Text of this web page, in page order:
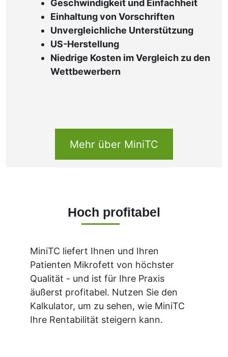
Geschwindigkeit und Einfachheit
Einhaltung von Vorschriften
Unvergleichliche Unterstützung
US-Herstellung
Niedrige Kosten im Vergleich zu den
Wettbewerbern
Mehr über MiniTC
Hoch profitabel
MiniTC liefert Ihnen und Ihren
Patienten Mikrofett von höchster
Qualität - und ist für Ihre Praxis
äußerst profitabel. Nutzen Sie den
Kalkulator, um zu sehen, wie MiniTC
Ihre Rentabilität steigern kann.